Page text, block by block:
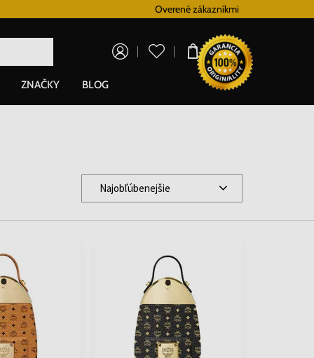
Overené zákazníkmi
0,00 €
ZNAČKY BLOG
Najobľúbenejšie